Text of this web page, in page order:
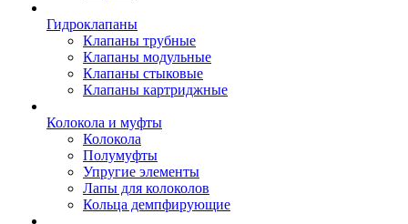
Гидроклапаны
Клапаны трубные
Клапаны модульные
Клапаны стыковые
Клапаны картриджные
Колокола и муфты
Колокола
Полумуфты
Упругие элементы
Лапы для колоколов
Кольца демпфирующие